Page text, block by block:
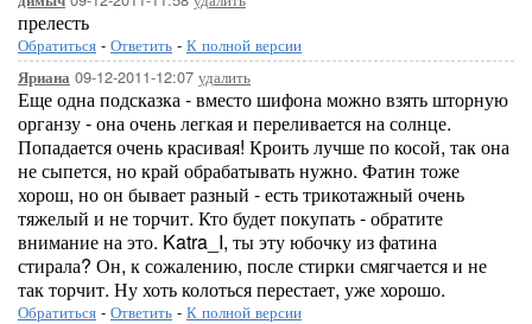
прелесть
Обратиться - Ответить - К полной версии
Яриана 09-12-2011-12:07 удалить
Еще одна подсказка - вместо шифона можно взять шторную
органзу - она очень легкая и переливается на солнце.
Попадается очень красивая! Кроить лучше по косой, так она
не сыпется, но край обрабатывать нужно. Фатин тоже
хорош, но он бывает разный - есть трикотажный очень
тяжелый и не торчит. Кто будет покупать - обратите
внимание на это. Katra_I, ты эту юбочку из фатина
стирала? Он, к сожалению, после стирки смягчается и не
так торчит. Ну хоть колоться перестает, уже хорошо.
Обратиться - Ответить - К полной версии